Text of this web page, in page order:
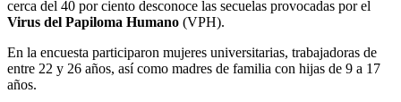
cerca del 40 por ciento desconoce las secuelas provocadas por el
Virus del Papiloma Humano (VPH).
En la encuesta participaron mujeres universitarias, trabajadoras de
entre 22 y 26 años, así como madres de familia con hijas de 9 a 17
años.